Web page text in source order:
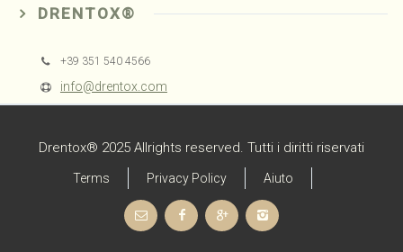
DRENTOX®
+39 351 540 4566
info@drentox.com
Drentox® 2025 Allrights reserved. Tutti i diritti riservati
Terms Privacy Policy Aiuto